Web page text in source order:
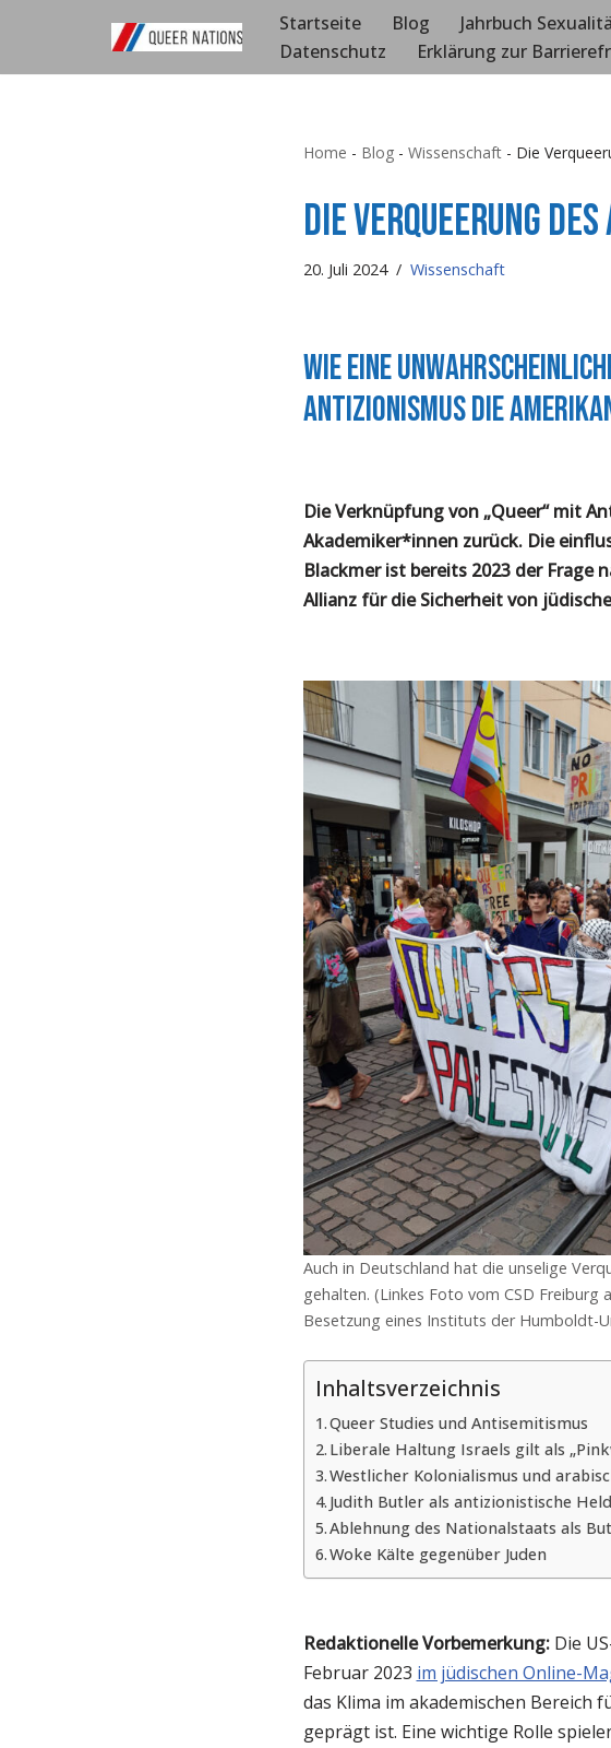
Startseite Blog Jahrbuch
Datenschutz
Erklärung zur
Home - Blog- Wissenschaft- Die
Die Verqueerung
20. Juli 2024 Wissenschaft
Wie eine
Antizionismus die
Die Verknüpfung von „Queer“ mit
Akademiker*innen zurück. Die
Blackmer ist bereits 2023 der Frage
Allianz für die Sicherheit von
Auch in Deutschland hat die unselige
gehalten. (Linkes Foto vom CSD Freiburg
Besetzung eines Instituts der Humboldt-
Inhaltsverzeichnis
Queer Studies und Antisemitismus
Liberale Haltung Israels gilt als
Westlicher Kolonialismus und
Judith Butler als antizionistische
Ablehnung des Nationalstaats als
Woke Kälte gegenüber Juden
Redaktionelle Vorbemerkung: Die
Februar 2023 im jüdischen Online-
das Klima im akademischen Bereich
geprägt ist. Eine wichtige Rolle